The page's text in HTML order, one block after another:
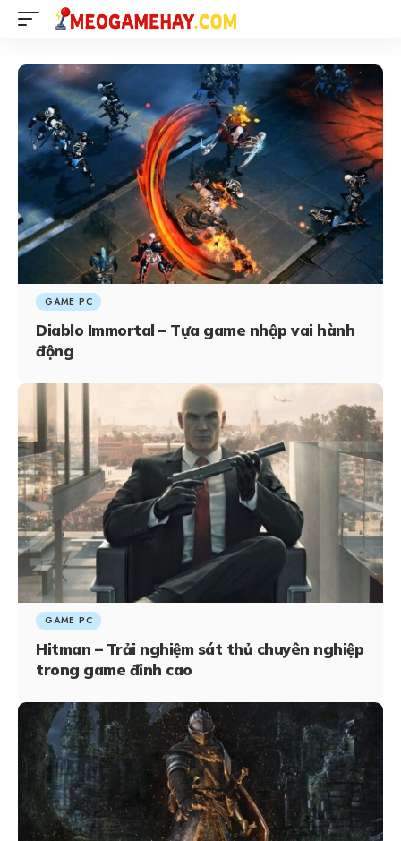
GAME PC
Diablo Immortal – Tựa game nhập vai hành
động
GAME PC
Hitman – Trải nghiệm sát thủ chuyên nghiệp
trong game đỉnh cao